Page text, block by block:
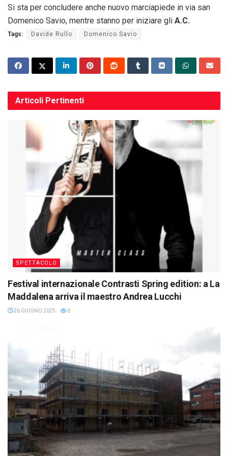
Si sta per concludere anche nuovo marciapiede in via san
Domenico Savio, mentre stanno per iniziare gli A.C.
Tags: Davide Rullo Domenico Savio
Articoli Pertinenti
SPETTACOLO
Festival internazionale Contrasti Spring edition: a La
Maddalena arriva il maestro Andrea Lucchi
26 GIUGNO 2025 0